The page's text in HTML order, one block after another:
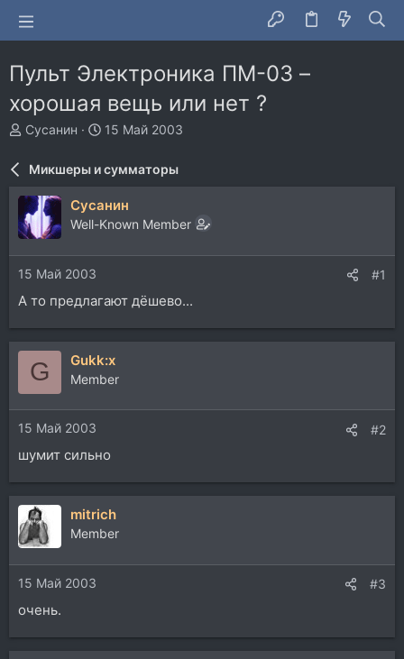
Пульт Электроника ПМ-03 –
хорошая вещь или нет ?
А
т
р
т
е
ы
Сусанин
Д
а
ч
15 Май 2003
Микшеры и сумматоры
Сусанин
Well-Known Member
15 Май 2003 #1
А то предлагают дёшево...
G Gukk:x
Member
15 Май 2003 #2
шумит сильно
mitrich
Member
15 Май 2003 #3
очень.